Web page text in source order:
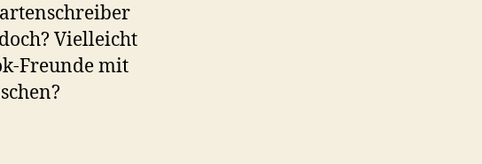
Vielleicht
Freunde mit